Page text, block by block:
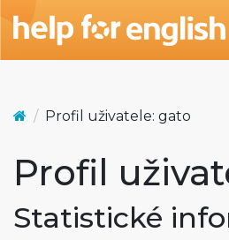
Profil uživatele: gato
Profil
Statistické